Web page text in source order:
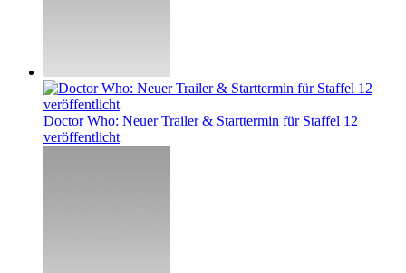
Doctor Who: Neuer Trailer & Starttermin für Staffel 12
veröffentlicht